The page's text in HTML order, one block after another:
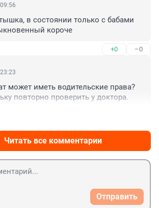
в состоянии только с бабами
короче
+0 –0
может иметь водительские права?
повторно проверить у доктора.
Читать все комментарии
Отправить